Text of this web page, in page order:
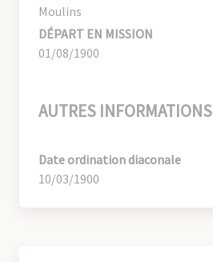
Moulins
DÉPART EN MISSION
01/08/1900
AUTRES INFORMATIONS
Date ordination diaconale
10/03/1900